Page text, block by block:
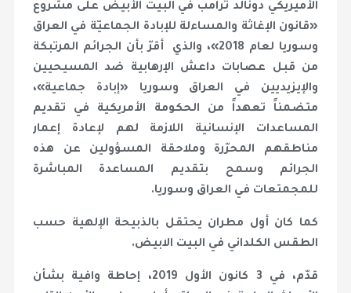
الأميريكي دونالد ترامب في البيت الأبيض على مشروع
«قانون الإغاثة والمساءلة للإبادة الجماعيّة في العراق
وسوريا لعام 2018»، والذي أقرّ بأن الجرائم المرتبكة
من قبل عصابات داعش الإرهابية ضد المسيحيين
والإيزيديين في العراق وسوريا «إبادة جماعية»،
متضمناً تعهداً من الحكومة الأمريكية في تقديم
المساعدات الإنسانية اللازمة لهم لإعادة إعمار
مناطقهم المحرّرة وملاحقة المسؤولين عن هذه
الجرائم وسمح بتقديم المساعدة المباشرة
للمجمتعات في العراق وسوريا.
كما كان أول مطران يحتقل بالذبيحة الإلهية حسب
الطقس الكلداني في البيت الابيض.
قدّم، في 3 كانون الأول 2019، إحاطة وافية بشأن